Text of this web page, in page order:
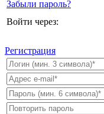
Забыли пароль?
Войти через:
Регистрация